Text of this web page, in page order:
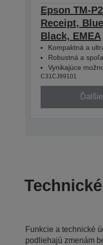
Epson TM-
Receipt,
Black, EMEA
Kompaktná a
Robustná a
Vynikajúce
C31CJ99101
Funkcie a technické
podliehajú zmenám